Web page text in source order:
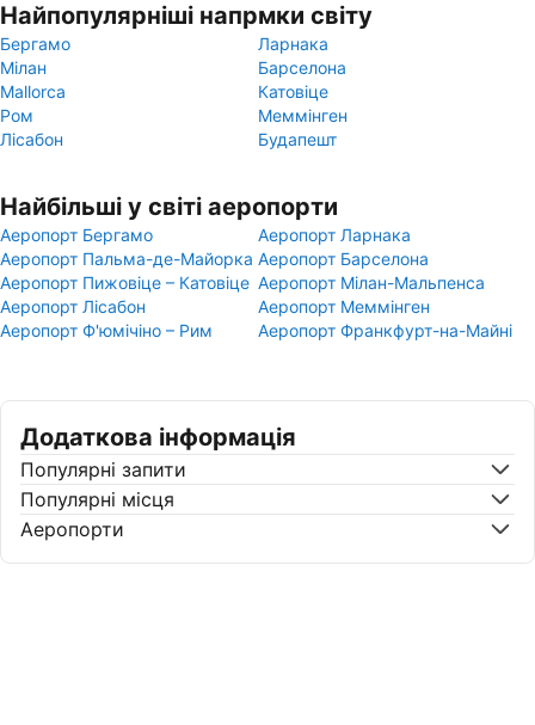
Найпопулярніші напрмки світу
Бергамо
Ларнака
Мілан
Барселона
Mallorca
Катовіце
Ром
Меммінген
Лісабон
Будапешт
Найбільші у світі аеропорти
Аеропорт Бергамо
Аеропорт Ларнака
Аеропорт Пальма-де-Майорка Аеропорт Барселона
Аеропорт Пижовіце – Катовіце Аеропорт Мілан-Мальпенса
Аеропорт Лісабон
Аеропорт Меммінген
Аеропорт Ф'юмічіно – Рим
Аеропорт Франкфурт-на-Майні
Додаткова інформація
Популярні запити
Популярні місця
Аеропорти